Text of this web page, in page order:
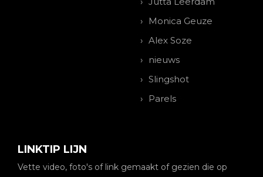
Monica Geuze
Alex Soze
nieuws
Slingshot
Parels
LINKTIP LIJN
Vette video, foto's of link gemaakt of gezien die op